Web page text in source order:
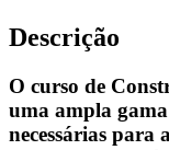
Descrição
O curso de
uma ampla
necessárias para